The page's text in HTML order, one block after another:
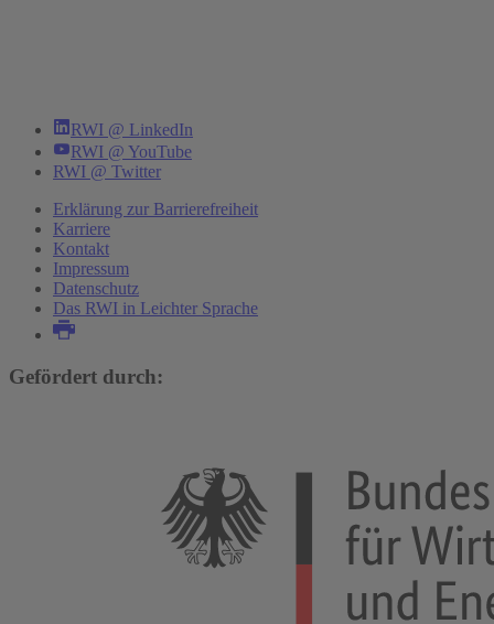
RWI @ LinkedIn
RWI @ YouTube
RWI @ Twitter
Erklärung zur Barrierefreiheit
Karriere
Kontakt
Impressum
Datenschutz
Das RWI in Leichter Sprache
Gefördert durch: